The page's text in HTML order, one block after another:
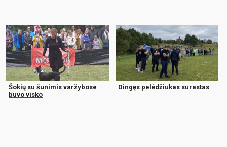
Šokių su šunimis varžybose
buvo visko
Dingęs pelėdžiukas surastas